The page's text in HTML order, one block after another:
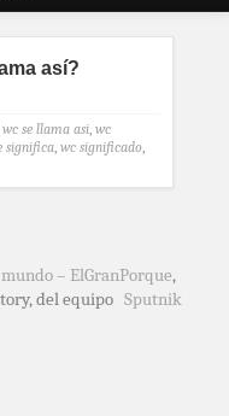
así?
se llama asi, wc
significa, wc significado,
– ElGranPorque,
del equipo Sputnik